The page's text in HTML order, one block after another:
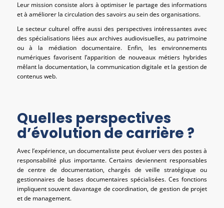
Leur mission consiste alors à optimiser le partage des informations
et à améliorer la circulation des savoirs au sein des organisations.
Le secteur culturel offre aussi des perspectives intéressantes avec
des spécialisations liées aux archives audiovisuelles, au patrimoine
ou à la médiation documentaire. Enfin, les environnements
numériques favorisent l’apparition de nouveaux métiers hybrides
mêlant la documentation, la communication digitale et la gestion de
contenus web.
Quelles perspectives
d’évolution de carrière ?
Avec l’expérience, un documentaliste peut évoluer vers des postes à
responsabilité plus importante. Certains deviennent responsables
de centre de documentation, chargés de veille stratégique ou
gestionnaires de bases documentaires spécialisées. Ces fonctions
impliquent souvent davantage de coordination, de gestion de projet
et de management.